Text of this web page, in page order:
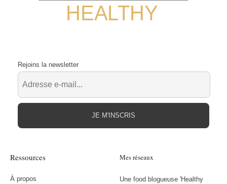
HEALTHY
Ressources
À propos
Mes réseaux
Une food blogueuse 'Healthy
Rejoins la newsletter
JE M'INSCRIS